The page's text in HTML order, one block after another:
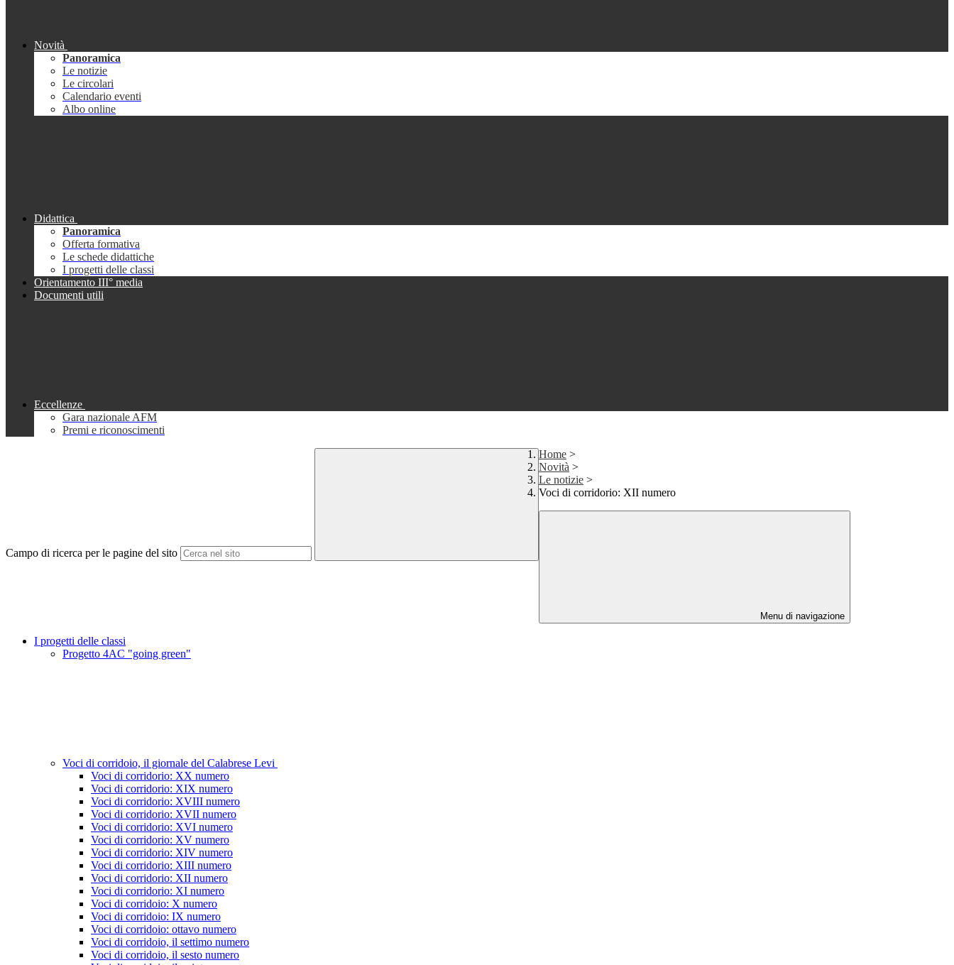
Novità
Panoramica
Le notizie
Le circolari
Calendario eventi
Albo online
Didattica
Panoramica
Offerta formativa
Le schede didattiche
I progetti delle classi
Orientamento III° media
Documenti utili
Eccellenze
Gara nazionale AFM
Premi e riconoscimenti
Campo di ricerca per le pagine del sito
Home >
Novità >
Le notizie >
Voci di corridorio: XII numero
Menu di navigazione
I progetti delle classi
Progetto 4AC "going green"
Voci di corridoio, il giornale del Calabrese Levi
Voci di corridorio: XX numero
Voci di corridorio: XIX numero
Voci di corridorio: XVIII numero
Voci di corridorio: XVII numero
Voci di corridorio: XVI numero
Voci di corridorio: XV numero
Voci di corridorio: XIV numero
Voci di corridorio: XIII numero
Voci di corridorio: XII numero
Voci di corridorio: XI numero
Voci di corridoio: X numero
Voci di corridoio: IX numero
Voci di corridoio: ottavo numero
Voci di corridoio, il settimo numero
Voci di corridoio, il sesto numero